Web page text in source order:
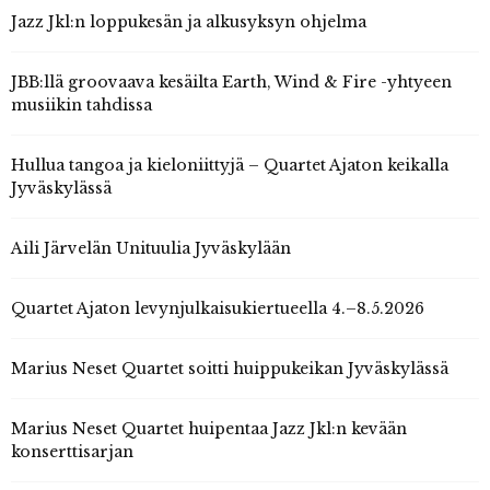
Jazz Jkl:n loppukesän ja alkusyksyn ohjelma
JBB:llä groovaava kesäilta Earth, Wind & Fire -yhtyeen
musiikin tahdissa
Hullua tangoa ja kieloniittyjä – Quartet Ajaton keikalla
Jyväskylässä
Aili Järvelän Unituulia Jyväskylään
Quartet Ajaton levynjulkaisukiertueella 4.–8.5.2026
Marius Neset Quartet soitti huippukeikan Jyväskylässä
Marius Neset Quartet huipentaa Jazz Jkl:n kevään
konserttisarjan